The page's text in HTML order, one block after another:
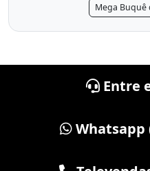
Mega Buquê
Entre
Whatsapp